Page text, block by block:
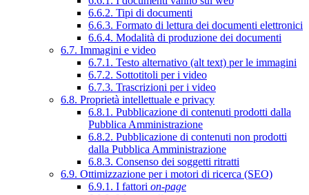
6.6.2. Tipi di documenti
6.6.3. Formato di lettura dei documenti elettronici
6.6.4. Modalità di produzione dei documenti
6.7. Immagini e video
6.7.1. Testo alternativo (alt text) per le immagini
6.7.2. Sottotitoli per i video
6.7.3. Trascrizioni per i video
6.8. Proprietà intellettuale e privacy
6.8.1. Pubblicazione di contenuti prodotti dalla
Pubblica Amministrazione
6.8.2. Pubblicazione di contenuti non prodotti
dalla Pubblica Amministrazione
6.8.3. Consenso dei soggetti ritratti
6.9. Ottimizzazione per i motori di ricerca (SEO)
6.9.1. I fattori on-page